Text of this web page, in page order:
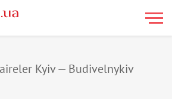
Kyiv — Budivelnykiv